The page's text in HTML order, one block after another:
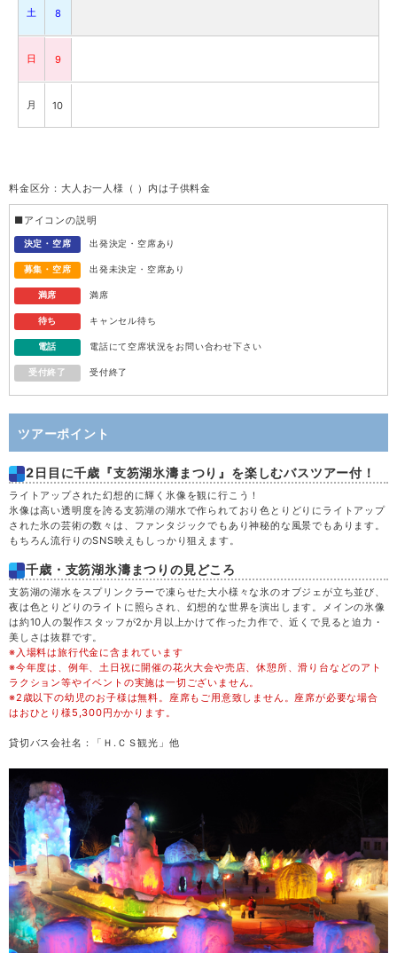
土 8
日 9
月 10
12
木 13
金 14
日 16
月 17
火 18
水 19
木 20
金 21
土 22
日 23
月 24
火 25
水 26
木 27
金 28
料金区分：大人お一人様（ ）内は子供料金
■アイコンの説明
決定・空席 出発決定・空席あり
募集・空席 出発未決定・空席あり
満席 満席
待ち キャンセル待ち
電話 電話にて空席状況をお問い合わせ下さい
受付終了 受付終了
ツアーポイント
2日目に千歳『支笏湖氷濤まつり』を楽しむバスツアー付！
ライトアップされた幻想的に輝く氷像を観に行こう！
氷像は高い透明度を誇る支笏湖の湖水で作られており色とりどりにライトアップ
された氷の芸術の数々は、ファンタジックでもあり神秘的な風景でもあります。
もちろん流行りのSNS映えもしっかり狙えます。
千歳・支笏湖氷濤まつりの見どころ
支笏湖の湖水をスプリンクラーで凍らせた大小様々な氷のオブジェが立ち並び、
夜は色とりどりのライトに照らされ、幻想的な世界を演出します。メインの氷像
は約10人の製作スタッフが2か月以上かけて作った力作で、近くで見ると迫力・
美しさは抜群です。
※入場料は旅行代金に含まれています
※今年度は、例年、土日祝に開催の花火大会や売店、休憩所、滑り台などのアト
ラクション等やイベントの実施は一切ございません。
※2歳以下の幼児のお子様は無料。座席もご用意致しません。座席が必要な場合
はおひとり様5,300円かかります。
貸切バス会社名：「Ｈ.ＣＳ観光」他